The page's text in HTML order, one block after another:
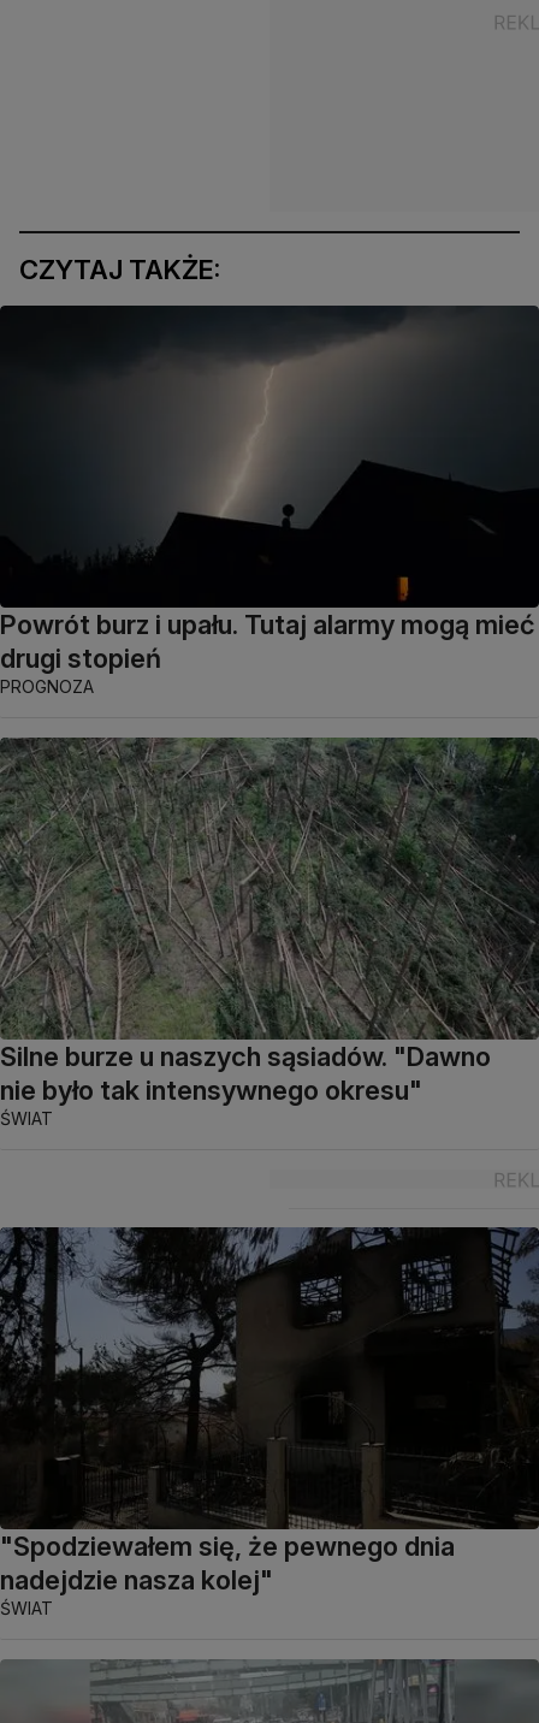
CZYTAJ TAKŻE:
Powrót burz i upału. Tutaj alarmy mogą mieć
drugi stopień
PROGNOZA
Silne burze u naszych sąsiadów. "Dawno
nie było tak intensywnego okresu"
ŚWIAT
"Spodziewałem się, że pewnego dnia
nadejdzie nasza kolej"
ŚWIAT